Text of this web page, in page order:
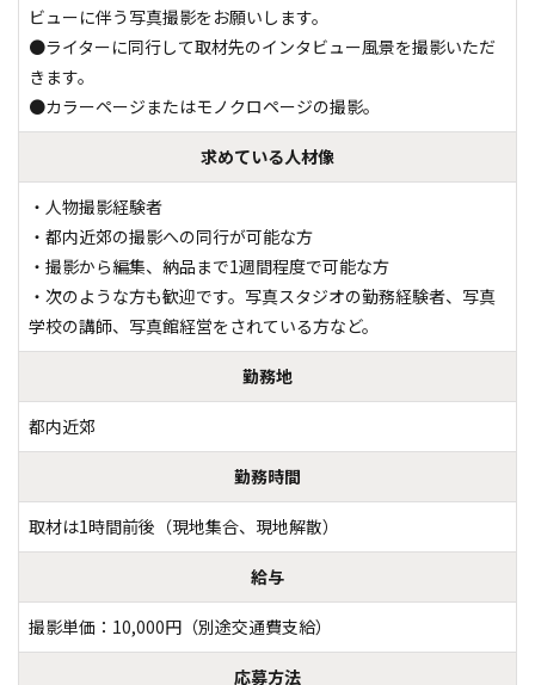
ビューに伴う写真撮影をお願いします。
●ライターに同行して取材先のインタビュー風景を撮影いただ
きます。
●カラーページまたはモノクロページの撮影。
求めている人材像
・人物撮影経験者
・都内近郊の撮影への同行が可能な方
・撮影から編集、納品まで1週間程度で可能な方
・次のような方も歓迎です。写真スタジオの勤務経験者、写真
学校の講師、写真館経営をされている方など。
勤務地
都内近郊
勤務時間
取材は1時間前後（現地集合、現地解散）
給与
撮影単価：10,000円（別途交通費支給）
応募方法